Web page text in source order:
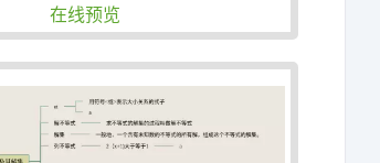
在线预览